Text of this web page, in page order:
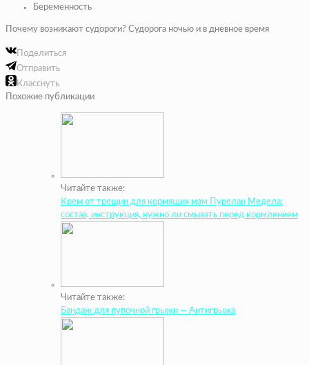
Беременность
Почему возникают судороги? Судорога ночью и в дневное время
Поделиться
Отправить
Класснуть
Похожие публикации
Читайте также:
Крем от трещин для кормящих мам Пурелан Медела:
состав, инструкция, нужно ли смывать перед кормлением
Читайте также:
Бандаж для пупочной грыжи — Антигрыжа